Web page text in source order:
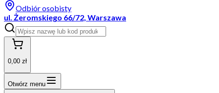
Odbiór osobisty
ul. Żeromskiego 66/72, Warszawa
0,00 zł
Otwórz menu